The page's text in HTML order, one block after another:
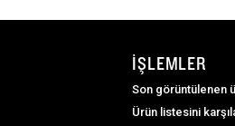
İŞLEMLER
Son görüntülenen
Ürün listesini